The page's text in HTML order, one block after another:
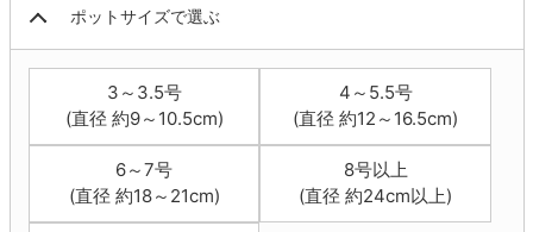
ポットサイズで選ぶ
3～3.5号
(直径 約9～10.5cm)
4～5.5号
(直径 約12～16.5cm)
6～7号
(直径 約18～21cm)
8号以上
(直径 約24cm以上)